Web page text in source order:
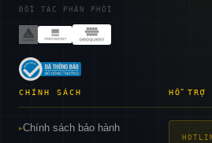
ĐỐI TÁC PHÂN PHỐI
CHÍNH SÁCH
▸Chính sách bảo hành
HỖ TRỢ